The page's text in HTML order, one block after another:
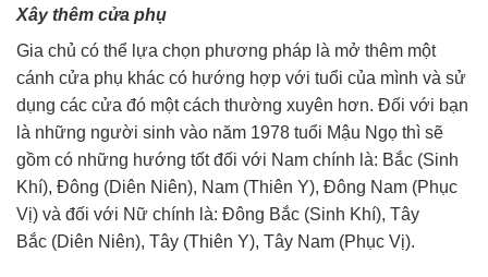
Xây thêm cửa phụ
Gia chủ có thể lựa chọn phương pháp là mở thêm một
cánh cửa phụ khác có hướng hợp với tuổi của mình và sử
dụng các cửa đó một cách thường xuyên hơn. Đối với bạn
là những người sinh vào năm 1978 tuổi Mậu Ngọ thì sẽ
gồm có những hướng tốt đối với Nam chính là: Bắc (Sinh
Khí), Đông (Diên Niên), Nam (Thiên Y), Đông Nam (Phục
Vị) và đối với Nữ chính là: Đông Bắc (Sinh Khí), Tây
Bắc (Diên Niên), Tây (Thiên Y), Tây Nam (Phục Vị).